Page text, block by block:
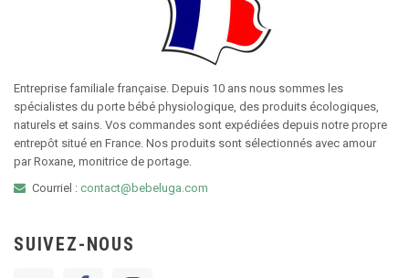
Entreprise familiale française. Depuis 10 ans nous sommes les
spécialistes du porte bébé physiologique, des produits écologiques,
naturels et sains. Vos commandes sont expédiées depuis notre propre
entrepôt situé en France. Nos produits sont sélectionnés avec amour
par Roxane, monitrice de portage.
Courriel : contact@bebeluga.com
SUIVEZ-NOUS